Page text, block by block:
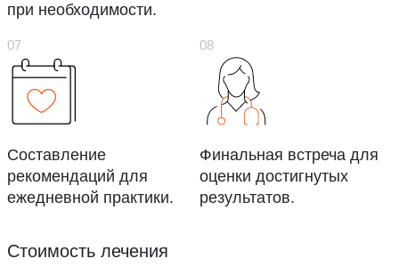
при необходимости.
Составление
рекомендаций для
ежедневной практики.
Финальная встреча для
оценки достигнутых
результатов.
Стоимость лечения